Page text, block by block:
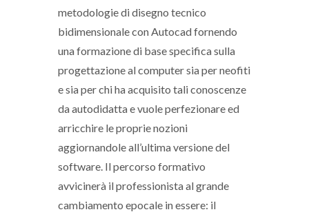
metodologie di disegno tecnico
bidimensionale con Autocad fornendo
una formazione di base specifica sulla
progettazione al computer sia per neofiti
e sia per chi ha acquisito tali conoscenze
da autodidatta e vuole perfezionare ed
arricchire le proprie nozioni
aggiornandole all’ultima versione del
software. Il percorso formativo
avvicinerà il professionista al grande
cambiamento epocale in essere: il